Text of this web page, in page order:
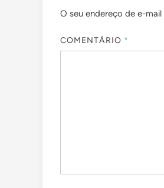
O seu endereço de e-
COMENTÁRIO *